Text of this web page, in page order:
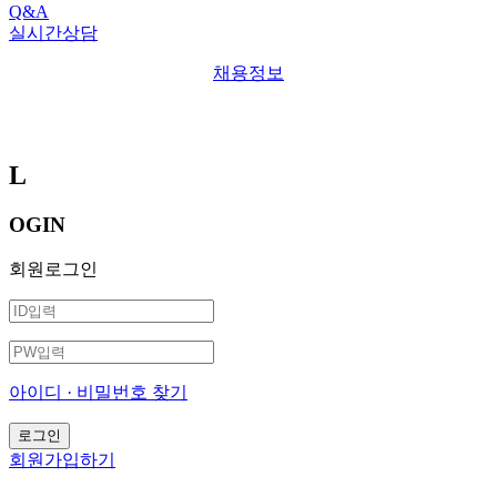
Q&A
실시간상담
채용정보
L
OGIN
회원로그인
아이디 · 비밀번호 찾기
회원가입하기